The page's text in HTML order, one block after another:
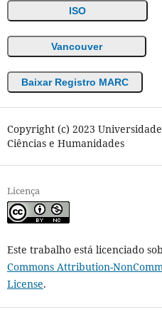
ISO
Vancouver
Baixar Registro MARC
Copyright (c) 2023
Ciências e Humanidades
Licença
Este trabalho está licenciado
Commons Attribution-
License.